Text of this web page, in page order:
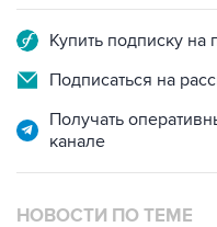
13,1 трлн рублей
В МИРЕ
20:28, 10 августа 2026
Колумбии